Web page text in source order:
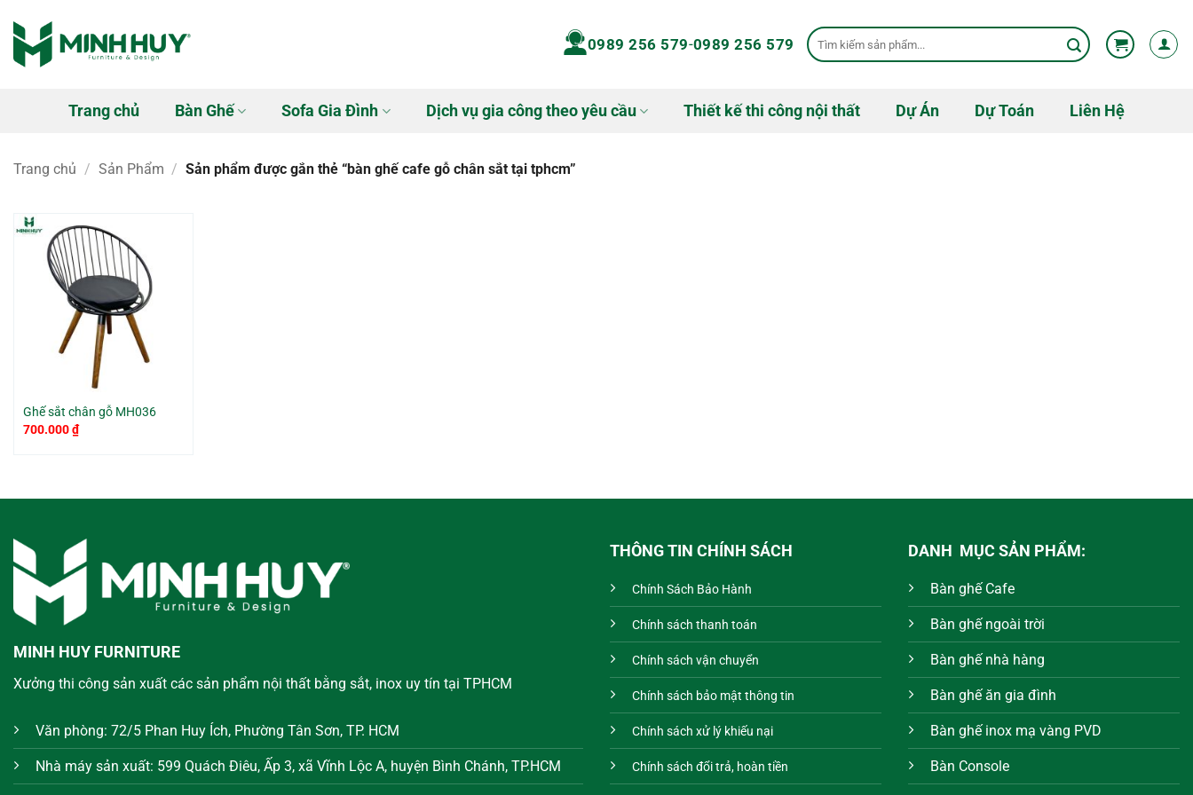
qua
nội
0989 256 579-0989 256 579
Tìm
kiếm:
Trang chủ Bàn Ghế Sofa Gia Đình Dịch vụ gia công theo yêu cầu Thiết kế thi công nội thất Dự Án Dự Toán Liên Hệ
Trang chủ / Sản Phẩm / Sản phẩm được gắn thẻ “bàn ghế cafe gỗ chân sắt tại tphcm”
Ghế sắt chân gỗ MH036
700.000₫
MINH HUY FURNITURE
Xưởng thi công sản xuất các sản phẩm nội thất bằng sắt, inox uy tín tại TPHCM
Văn phòng: 72/5 Phan Huy Ích, Phường Tân Sơn, TP. HCM
Nhà máy sản xuất: 599 Quách Điêu, Ấp 3, xã Vĩnh Lộc A, huyện Bình Chánh, TP.HCM
THÔNG TIN CHÍNH SÁCH
Chính Sách Bảo Hành
Chính sách thanh toán
Chính sách vận chuyển
Chính sách bảo mật thông tin
Chính sách xử lý khiếu nại
Chính sách đổi trả, hoàn tiền
DANH MỤC SẢN PHẨM:
Bàn ghế Cafe
Bàn ghế ngoài trời
Bàn ghế nhà hàng
Bàn ghế ăn gia đình
Bàn ghế inox mạ vàng PVD
Bàn Console